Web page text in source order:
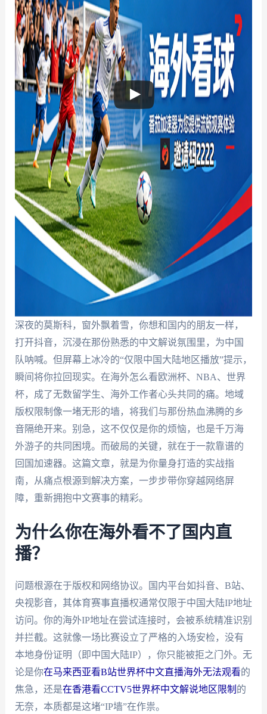
深夜的莫斯科，窗外飘着雪，你想和国内的朋友一样，
打开抖音，沉浸在那份熟悉的中文解说氛围里，为中国
队呐喊。但屏幕上冰冷的“仅限中国大陆地区播放”提示，
瞬间将你拉回现实。在海外怎么看欧洲杯、NBA、世界
杯，成了无数留学生、海外工作者心头共同的痛。地域
版权限制像一堵无形的墙，将我们与那份热血沸腾的乡
音隔绝开来。别急，这不仅仅是你的烦恼，也是千万海
外游子的共同困境。而破局的关键，就在于一款靠谱的
回国加速器。这篇文章，就是为你量身打造的实战指
南，从痛点根源到解决方案，一步步带你穿越网络屏
障，重新拥抱中文赛事的精彩。
为什么你在海外看不了国内直
播？
问题根源在于版权和网络协议。国内平台如抖音、B站、
央视影音，其体育赛事直播权通常仅限于中国大陆IP地址
访问。你的海外IP地址在尝试连接时，会被系统精准识别
并拦截。这就像一场比赛设立了严格的入场安检，没有
本地身份证明（即中国大陆IP），你只能被拒之门外。无
论是你在马来西亚看B站世界杯中文直播海外无法观看的
焦急，还是在香港看CCTV5世界杯中文解说地区限制 的
无奈，本质都是这堵“IP墙”在作祟。